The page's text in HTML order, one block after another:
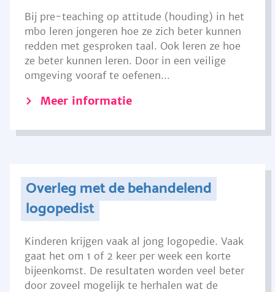
Bij pre-teaching op attitude (houding) in het
mbo leren jongeren hoe ze zich beter kunnen
redden met gesproken taal. Ook leren ze hoe
ze beter kunnen leren. Door in een veilige
omgeving vooraf te oefenen...
Meer informatie
Overleg met de behandelend
logopedist
Kinderen krijgen vaak al jong logopedie. Vaak
gaat het om 1 of 2 keer per week een korte
bijeenkomst. De resultaten worden veel beter
door zoveel mogelijk te herhalen wat de